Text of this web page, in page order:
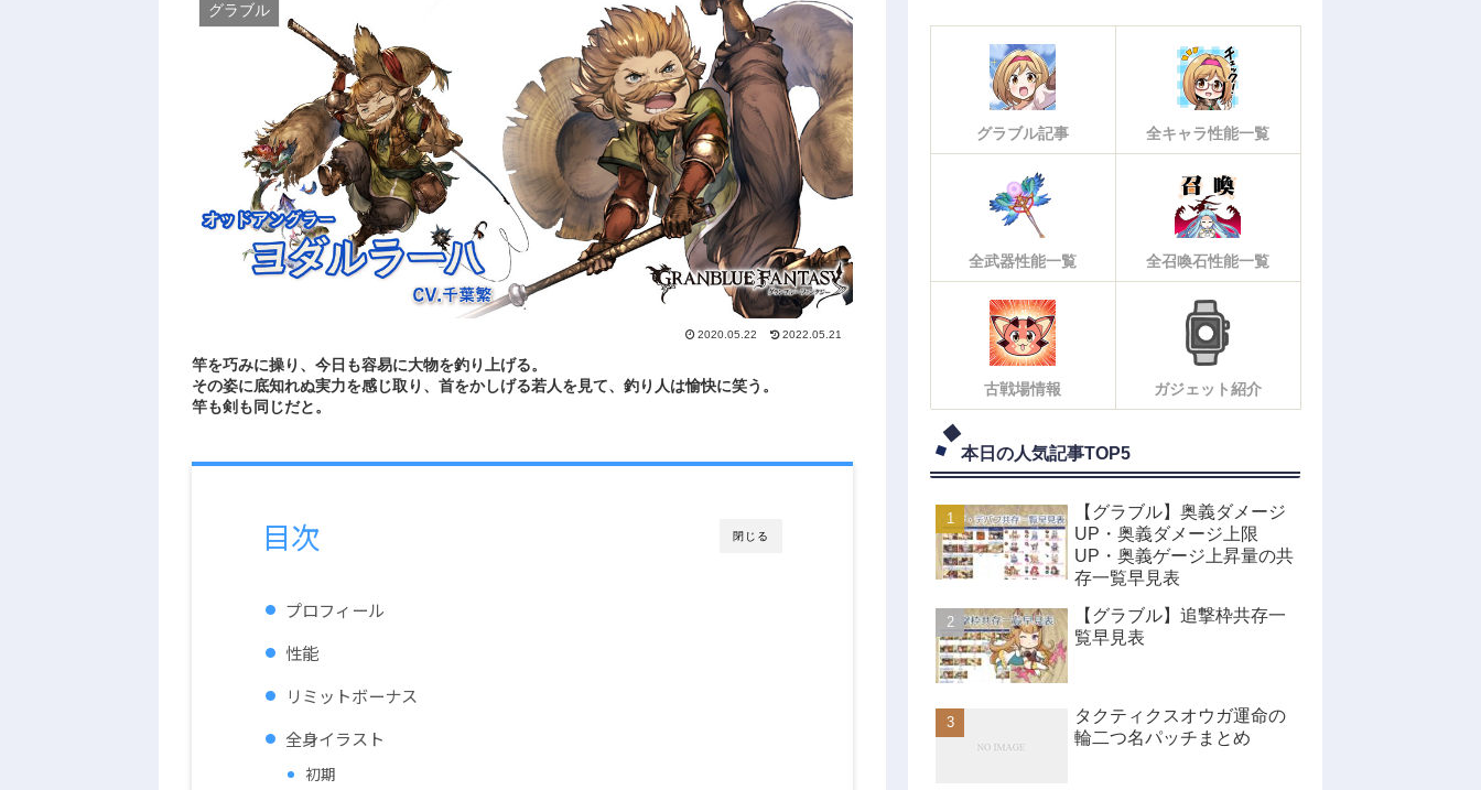
グラブル
2020.05.22 2022.05.21
竿を巧みに操り、今日も容易に大物を釣り上げる。
その姿に底知れぬ実力を感じ取り、首をかしげる若人を見て、釣り人は愉快に笑う。
竿も剣も同じだと。
閉じる
目次
プロフィール
性能
リミットボーナス
全身イラスト
初期
グラブル記事 全キャラ性能一覧
全武器性能一覧 全召喚石性能一覧
古戦場情報 ガジェット紹介
本日の人気記事TOP5
【グラブル】奥義ダメージ
UP・奥義ダメージ上限
UP・奥義ゲージ上昇量の共
存一覧早見表
【グラブル】追撃枠共存一
覧早見表
タクティクスオウガ運命の
輪二つ名パッチまとめ